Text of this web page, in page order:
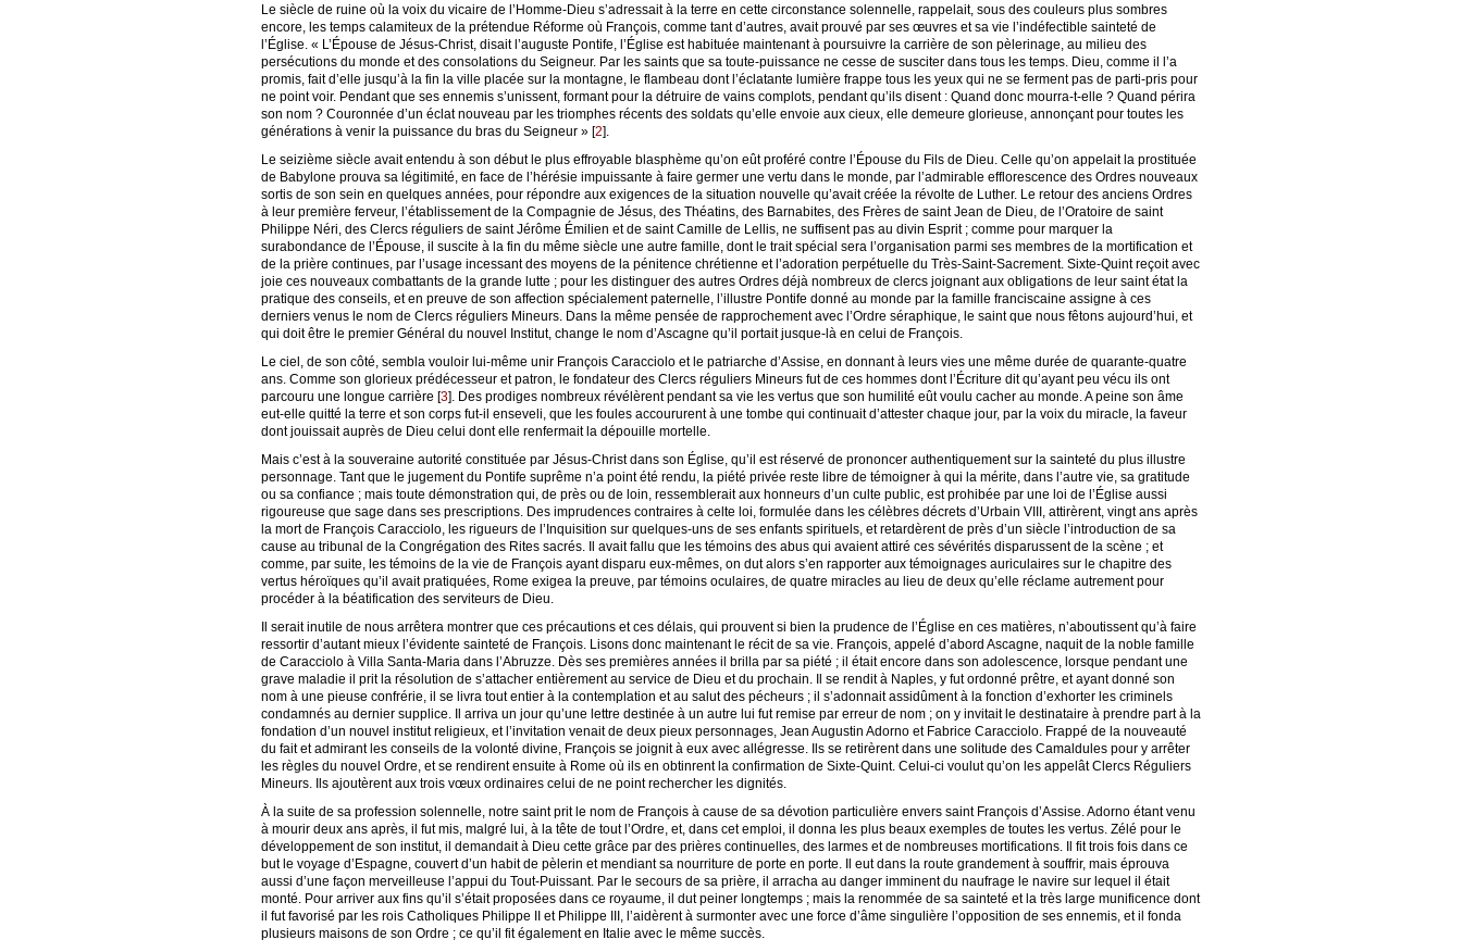
Le siècle de ruine où la voix du vicaire de l’Homme-Dieu s’adressait à la terre en cette circonstance solennelle, rappelait, sous des couleurs plus sombres
encore, les temps calamiteux de la prétendue Réforme où François, comme tant d’autres, avait prouvé par ses œuvres et sa vie l’indéfectible sainteté de
l’Église. « L’Épouse de Jésus-Christ, disait l’auguste Pontife, l’Église est habituée maintenant à poursuivre la carrière de son pèlerinage, au milieu des
persécutions du monde et des consolations du Seigneur. Par les saints que sa toute-puissance ne cesse de susciter dans tous les temps. Dieu, comme il l’a
promis, fait d’elle jusqu’à la fin la ville placée sur la montagne, le flambeau dont l’éclatante lumière frappe tous les yeux qui ne se ferment pas de parti-pris pour
ne point voir. Pendant que ses ennemis s’unissent, formant pour la détruire de vains complots, pendant qu’ils disent : Quand donc mourra-t-elle ? Quand périra
son nom ? Couronnée d’un éclat nouveau par les triomphes récents des soldats qu’elle envoie aux cieux, elle demeure glorieuse, annonçant pour toutes les
générations à venir la puissance du bras du Seigneur » [2].
Le seizième siècle avait entendu à son début le plus effroyable blasphème qu’on eût proféré contre l’Épouse du Fils de Dieu. Celle qu’on appelait la prostituée
de Babylone prouva sa légitimité, en face de l’hérésie impuissante à faire germer une vertu dans le monde, par l’admirable efflorescence des Ordres nouveaux
sortis de son sein en quelques années, pour répondre aux exigences de la situation nouvelle qu’avait créée la révolte de Luther. Le retour des anciens Ordres
à leur première ferveur, l’établissement de la Compagnie de Jésus, des Théatins, des Barnabites, des Frères de saint Jean de Dieu, de l’Oratoire de saint
Philippe Néri, des Clercs réguliers de saint Jérôme Émilien et de saint Camille de Lellis, ne suffisent pas au divin Esprit ; comme pour marquer la
surabondance de l’Épouse, il suscite à la fin du même siècle une autre famille, dont le trait spécial sera l’organisation parmi ses membres de la mortification et
de la prière continues, par l’usage incessant des moyens de la pénitence chrétienne et l’adoration perpétuelle du Très-Saint-Sacrement. Sixte-Quint reçoit avec
joie ces nouveaux combattants de la grande lutte ; pour les distinguer des autres Ordres déjà nombreux de clercs joignant aux obligations de leur saint état la
pratique des conseils, et en preuve de son affection spécialement paternelle, l’illustre Pontife donné au monde par la famille franciscaine assigne à ces
derniers venus le nom de Clercs réguliers Mineurs. Dans la même pensée de rapprochement avec l’Ordre séraphique, le saint que nous fêtons aujourd’hui, et
qui doit être le premier Général du nouvel Institut, change le nom d’Ascagne qu’il portait jusque-là en celui de François.
Le ciel, de son côté, sembla vouloir lui-même unir François Caracciolo et le patriarche d’Assise, en donnant à leurs vies une même durée de quarante-quatre
ans. Comme son glorieux prédécesseur et patron, le fondateur des Clercs réguliers Mineurs fut de ces hommes dont l’Écriture dit qu’ayant peu vécu ils ont
parcouru une longue carrière [3]. Des prodiges nombreux révélèrent pendant sa vie les vertus que son humilité eût voulu cacher au monde. A peine son âme
eut-elle quitté la terre et son corps fut-il enseveli, que les foules accoururent à une tombe qui continuait d’attester chaque jour, par la voix du miracle, la faveur
dont jouissait auprès de Dieu celui dont elle renfermait la dépouille mortelle.
Mais c’est à la souveraine autorité constituée par Jésus-Christ dans son Église, qu’il est réservé de prononcer authentiquement sur la sainteté du plus illustre
personnage. Tant que le jugement du Pontife suprême n’a point été rendu, la piété privée reste libre de témoigner à qui la mérite, dans l’autre vie, sa gratitude
ou sa confiance ; mais toute démonstration qui, de près ou de loin, ressemblerait aux honneurs d’un culte public, est prohibée par une loi de l’Église aussi
rigoureuse que sage dans ses prescriptions. Des imprudences contraires à celte loi, formulée dans les célèbres décrets d’Urbain VIII, attirèrent, vingt ans après
la mort de François Caracciolo, les rigueurs de l’Inquisition sur quelques-uns de ses enfants spirituels, et retardèrent de près d’un siècle l’introduction de sa
cause au tribunal de la Congrégation des Rites sacrés. Il avait fallu que les témoins des abus qui avaient attiré ces sévérités disparussent de la scène ; et
comme, par suite, les témoins de la vie de François ayant disparu eux-mêmes, on dut alors s’en rapporter aux témoignages auriculaires sur le chapitre des
vertus héroïques qu’il avait pratiquées, Rome exigea la preuve, par témoins oculaires, de quatre miracles au lieu de deux qu’elle réclame autrement pour
procéder à la béatification des serviteurs de Dieu.
Il serait inutile de nous arrêtera montrer que ces précautions et ces délais, qui prouvent si bien la prudence de l’Église en ces matières, n’aboutissent qu’à faire
ressortir d’autant mieux l’évidente sainteté de François. Lisons donc maintenant le récit de sa vie. François, appelé d’abord Ascagne, naquit de la noble famille
de Caracciolo à Villa Santa-Maria dans l’Abruzze. Dès ses premières années il brilla par sa piété ; il était encore dans son adolescence, lorsque pendant une
grave maladie il prit la résolution de s’attacher entièrement au service de Dieu et du prochain. Il se rendit à Naples, y fut ordonné prêtre, et ayant donné son
nom à une pieuse confrérie, il se livra tout entier à la contemplation et au salut des pécheurs ; il s’adonnait assidûment à la fonction d’exhorter les criminels
condamnés au dernier supplice. Il arriva un jour qu’une lettre destinée à un autre lui fut remise par erreur de nom ; on y invitait le destinataire à prendre part à la
fondation d’un nouvel institut religieux, et l’invitation venait de deux pieux personnages, Jean Augustin Adorno et Fabrice Caracciolo. Frappé de la nouveauté
du fait et admirant les conseils de la volonté divine, François se joignit à eux avec allégresse. Ils se retirèrent dans une solitude des Camaldules pour y arrêter
les règles du nouvel Ordre, et se rendirent ensuite à Rome où ils en obtinrent la confirmation de Sixte-Quint. Celui-ci voulut qu’on les appelât Clercs Réguliers
Mineurs. Ils ajoutèrent aux trois vœux ordinaires celui de ne point rechercher les dignités.
À la suite de sa profession solennelle, notre saint prit le nom de François à cause de sa dévotion particulière envers saint François d’Assise. Adorno étant venu
à mourir deux ans après, il fut mis, malgré lui, à la tête de tout l’Ordre, et, dans cet emploi, il donna les plus beaux exemples de toutes les vertus. Zélé pour le
développement de son institut, il demandait à Dieu cette grâce par des prières continuelles, des larmes et de nombreuses mortifications. Il fit trois fois dans ce
but le voyage d’Espagne, couvert d’un habit de pèlerin et mendiant sa nourriture de porte en porte. Il eut dans la route grandement à souffrir, mais éprouva
aussi d’une façon merveilleuse l’appui du Tout-Puissant. Par le secours de sa prière, il arracha au danger imminent du naufrage le navire sur lequel il était
monté. Pour arriver aux fins qu’il s’était proposées dans ce royaume, il dut peiner longtemps ; mais la renommée de sa sainteté et la très large munificence dont
il fut favorisé par les rois Catholiques Philippe II et Philippe III, l’aidèrent à surmonter avec une force d’âme singulière l’opposition de ses ennemis, et il fonda
plusieurs maisons de son Ordre ; ce qu’il fit également en Italie avec le même succès.